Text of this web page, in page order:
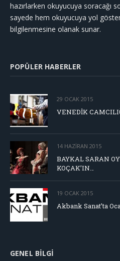
hazırlarken okuyucuya soracağı
sayede hem okuyucuya yol
bilgilenmesine olanak sunar.
POPÜLER HABERLER
29 OCAK 2015
VENEDİK
14 HAZIRAN 2015
BAYKAL SARAN
KOÇAK’IN…
19 OCAK 2015
Akbank Sanat’ta
GENEL BILGI